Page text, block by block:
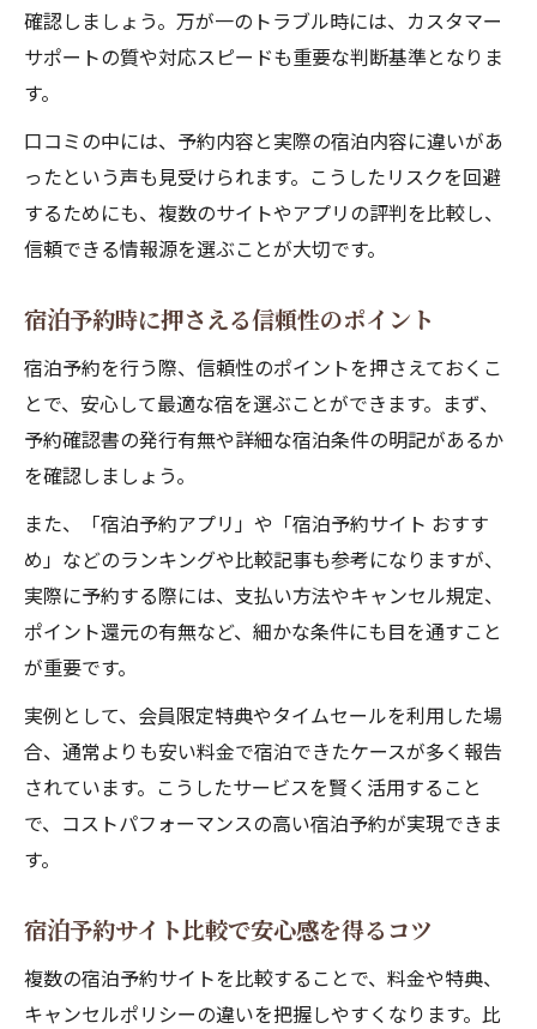
確認しましょう。万が一のトラブル時には、カスタマー
サポートの質や対応スピードも重要な判断基準となりま
す。
口コミの中には、予約内容と実際の宿泊内容に違いがあ
ったという声も見受けられます。こうしたリスクを回避
するためにも、複数のサイトやアプリの評判を比較し、
信頼できる情報源を選ぶことが大切です。
宿泊予約時に押さえる信頼性のポイント
宿泊予約を行う際、信頼性のポイントを押さえておくこ
とで、安心して最適な宿を選ぶことができます。まず、
予約確認書の発行有無や詳細な宿泊条件の明記があるか
を確認しましょう。
また、「宿泊予約アプリ」や「宿泊予約サイト おすす
め」などのランキングや比較記事も参考になりますが、
実際に予約する際には、支払い方法やキャンセル規定、
ポイント還元の有無など、細かな条件にも目を通すこと
が重要です。
実例として、会員限定特典やタイムセールを利用した場
合、通常よりも安い料金で宿泊できたケースが多く報告
されています。こうしたサービスを賢く活用すること
で、コストパフォーマンスの高い宿泊予約が実現できま
す。
宿泊予約サイト比較で安心感を得るコツ
複数の宿泊予約サイトを比較することで、料金や特典、
キャンセルポリシーの違いを把握しやすくなります。比